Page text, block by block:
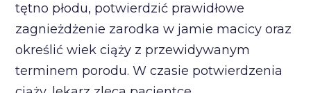
tętno płodu, potwierdzić prawidłowe
zagnieżdżenie zarodka w jamie macicy oraz
określić wiek ciąży z przewidywanym
terminem porodu. W czasie potwierdzenia